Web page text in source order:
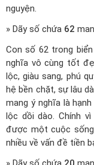
nguyện.
» Dãy số chứa 62
Con số 62 trong
nghĩa vô cùng tốt
lộc, giàu sang, phú
hệ bền chặt, sự lâu
mang ý nghĩa là
lộc dồi dào. Chính
được một cuộc
nhiều về vấn đề tiền